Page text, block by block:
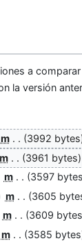
a
la versión
m 3992 bytes
m 3961 bytes
m 3597 bytes
m 3605
m 3609 bytes
m 3585 bytes